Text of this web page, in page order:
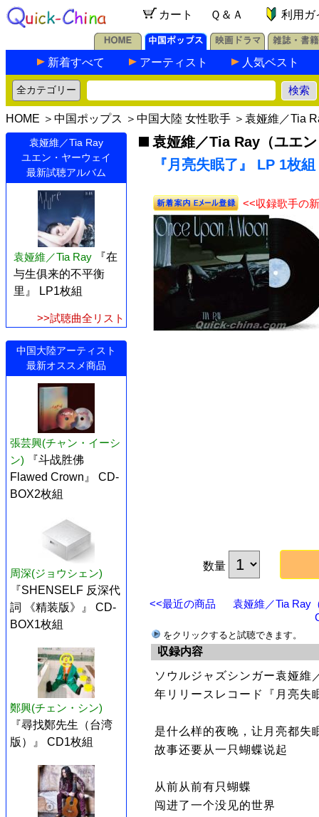
カート Ｑ＆Ａ 利用ガ
新着すべて アーティスト 人気ベスト
HOME ＞ 中国ポップス ＞ 中国大陸 女性歌手 ＞ 袁娅維／Tia
袁娅維／Tia Ray
ユエン・ヤーウェイ
最新試聴アルバム
袁娅維／Tia Ray
『在
与生俱来的不平衡
里』 LP1枚組
>>試聴曲全リスト
中国大陸アーティスト
最新オススメ商品
張芸興(チャン・イーシ
ン)
『斗战胜佛
Flawed Crown』 CD-
BOX2枚組
周深(ジョウシェン)
『SHENSELF 反深代
詞 《精装版》』 CD-
BOX1枚組
鄭興(チェン・シン)
『尋找鄭先生（台湾
版）』 CD1枚組
袁娅維／Tia Ray（ユエ
『月亮失眠了』 LP 1枚組
<<収録歌手の
数量
<<最近の商品
袁娅維／Tia Ray
をクリックすると試聴できます。
収録内容
ソウルジャズシンガー袁娅
年リリースレコード『月亮失
是什么样的夜晚，让月亮都失
故事还要从一只蝴蝶说起
从前从前有只蝴蝶
闯进了一个没见的世界